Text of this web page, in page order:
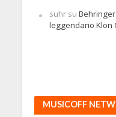
suhrsu
leggendario Klon
MUSICOFF